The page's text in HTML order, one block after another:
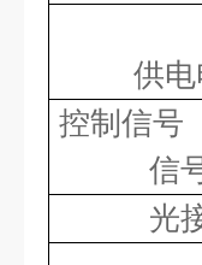
供
控制信号
信
光